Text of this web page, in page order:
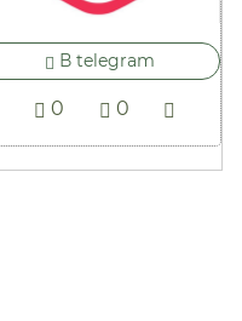
В telegram
0 0